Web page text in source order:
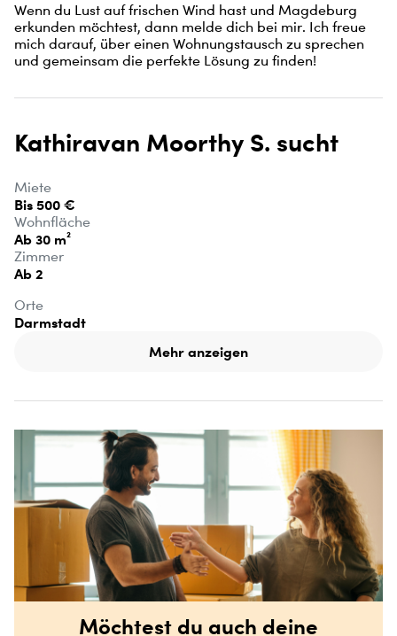
Wenn du Lust auf frischen Wind hast und Magdeburg
erkunden möchtest, dann melde dich bei mir. Ich freue
mich darauf, über einen Wohnungstausch zu sprechen
und gemeinsam die perfekte Lösung zu finden!
Kathiravan Moorthy S. sucht
Miete
Bis 500 €
Wohnfläche
Ab 30 m²
Zimmer
Ab 2
Orte
Darmstadt
Mehr anzeigen
Möchtest du auch deine